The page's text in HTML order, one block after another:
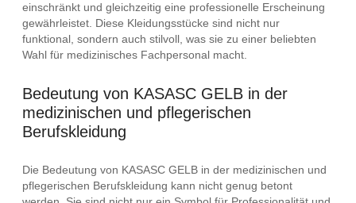
einschränkt und gleichzeitig eine professionelle Erscheinung
gewährleistet. Diese Kleidungsstücke sind nicht nur
funktional, sondern auch stilvoll, was sie zu einer beliebten
Wahl für medizinisches Fachpersonal macht.
Bedeutung von KASASC GELB in der
medizinischen und pflegerischen
Berufskleidung
Die Bedeutung von KASASC GELB in der medizinischen und
pflegerischen Berufskleidung kann nicht genug betont